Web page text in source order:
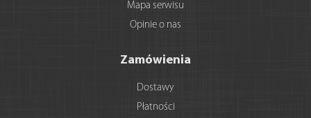
Mapa serwisu
Opinie o nas
Zamówienia
Dostawy
Płatności